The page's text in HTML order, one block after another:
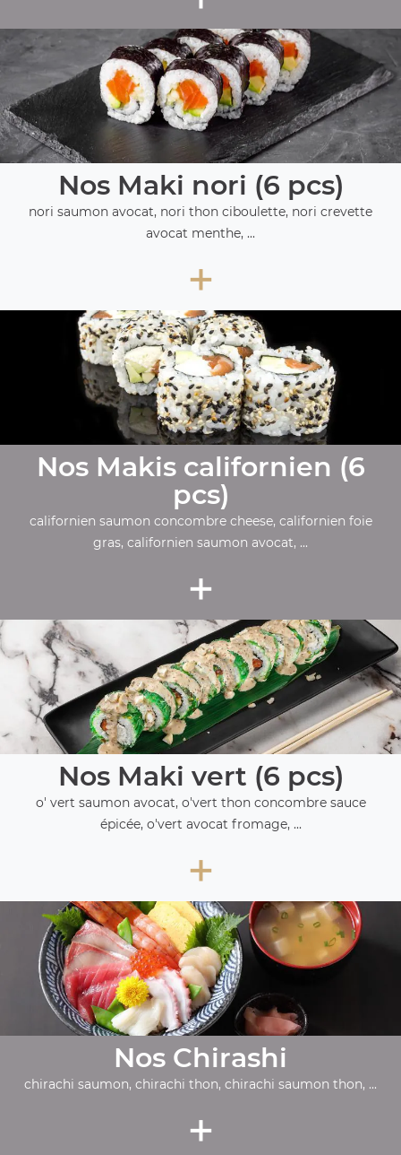
Nos Maki nori (6 pcs)
nori saumon avocat, nori thon ciboulette, nori crevette
avocat menthe, ...
+
Nos Makis californien (6
pcs)
californien saumon concombre cheese, californien foie
gras, californien saumon avocat, ...
+
Nos Maki vert (6 pcs)
o' vert saumon avocat, o'vert thon concombre sauce
épicée, o'vert avocat fromage, ...
+
Nos Chirashi
chirachi saumon, chirachi thon, chirachi saumon thon, ...
+